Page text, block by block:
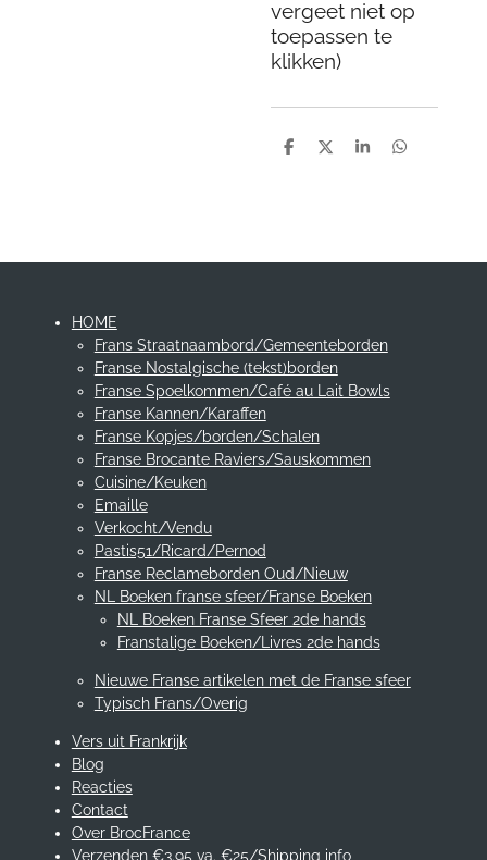
vergeet niet op
toepassen te
klikken)
D
D
S
D
HOME
Frans Straatnaambord/Gemeenteborden
Franse Nostalgische (tekst)borden
Franse Spoelkommen/Café au Lait Bowls
Franse Kannen/Karaffen
Franse Kopjes/borden/Schalen
Franse Brocante Raviers/Sauskommen
Cuisine/Keuken
Emaille
Verkocht/Vendu
Pastis51/Ricard/Pernod
Franse Reclameborden Oud/Nieuw
NL Boeken franse sfeer/Franse Boeken
NL Boeken Franse Sfeer 2de hands
Franstalige Boeken/Livres 2de hands
Nieuwe Franse artikelen met de Franse sfeer
Typisch Frans/Overig
Vers uit Frankrijk
Blog
Reacties
Contact
Over BrocFrance
Verzenden €3.95 va. €25/Shipping info